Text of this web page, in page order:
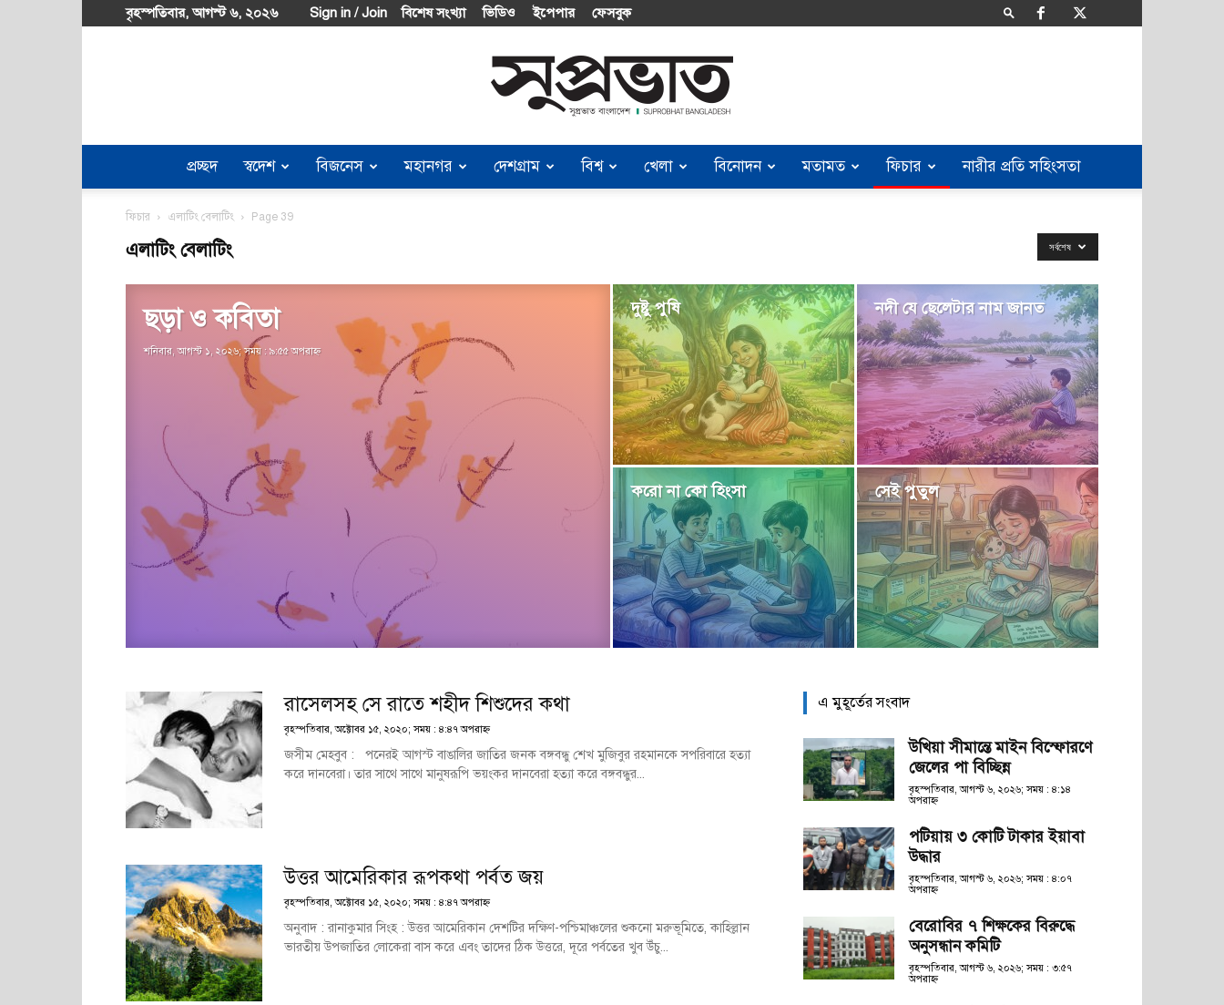
বৃহস্পতিবার, আগস্ট ৬, ২০২৬ Sign in / Join বিশেষ সংখ্যা ভিডিও ইপেপার ফেসবুক
Suprobhat
Bangladesh
প্রচ্ছদ স্বদেশ বিজনেস মহানগর দেশগ্রাম বিশ্ব খেলা বিনোদন মতামত ফিচার নারীর প্রতি সহিংসতা
ফিচার এলাটিং বেলাটিং Page 39
এলাটিং বেলাটিং সর্বশেষ
ছড়া ও কবিতা
শনিবার, আগস্ট ১, ২০২৬; সময় : ৯:৫৫ অপরাহ্ণ
দুষ্টু পুষি নদী যে ছেলেটার নাম জানত
করো না কো হিংসা সেই পুতুল
রাসেলসহ সে রাতে শহীদ শিশুদের কথা
বৃহস্পতিবার, অক্টোবর ১৫, ২০২০; সময় : ৪:৪৭ অপরাহ্ণ
জসীম মেহবুব : পনেরই আগস্ট বাঙালির জাতির জনক বঙ্গবন্ধু শেখ মুজিবুর রহমানকে সপরিবারে হত্যা
করে দানবেরা। তার সাথে সাথে মানুষরূপি ভয়ংকর দানবেরা হত্যা করে বঙ্গবন্ধুর...
উত্তর আমেরিকার রূপকথা পর্বত জয়
বৃহস্পতিবার, অক্টোবর ১৫, ২০২০; সময় : ৪:৪৭ অপরাহ্ণ
অনুবাদ : রানাকুমার সিংহ : উত্তর আমেরিকান দেশটির দক্ষিণ-পশ্চিমাঞ্চলের শুকনো মরুভূমিতে, কাহিল্লান
ভারতীয় উপজাতির লোকেরা বাস করে এবং তাদের ঠিক উত্তরে, দূরে পর্বতের খুব উঁচু...
এ মুহূর্তের সংবাদ
উখিয়া সীমান্তে মাইন বিস্ফোরণে
জেলের পা বিচ্ছিন্ন
বৃহস্পতিবার, আগস্ট ৬, ২০২৬; সময় : ৪:১৪
অপরাহ্ণ
পটিয়ায় ৩ কোটি টাকার ইয়াবা
উদ্ধার
বৃহস্পতিবার, আগস্ট ৬, ২০২৬; সময় : ৪:০৭
অপরাহ্ণ
বেরোবির ৭ শিক্ষকের বিরুদ্ধে
অনুসন্ধান কমিটি
বৃহস্পতিবার, আগস্ট ৬, ২০২৬; সময় : ৩:৫৭
অপরাহ্ণ